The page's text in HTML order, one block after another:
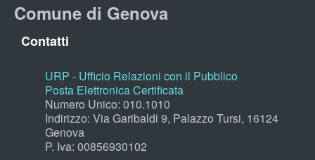
Comune di Genova
Contatti
URP - Ufficio Relazioni con il Pubblico
Posta Elettronica Certificata
Numero Unico: 010.1010
Indirizzo: Via Garibaldi 9, Palazzo Tursi, 16124
Genova
P. Iva: 00856930102